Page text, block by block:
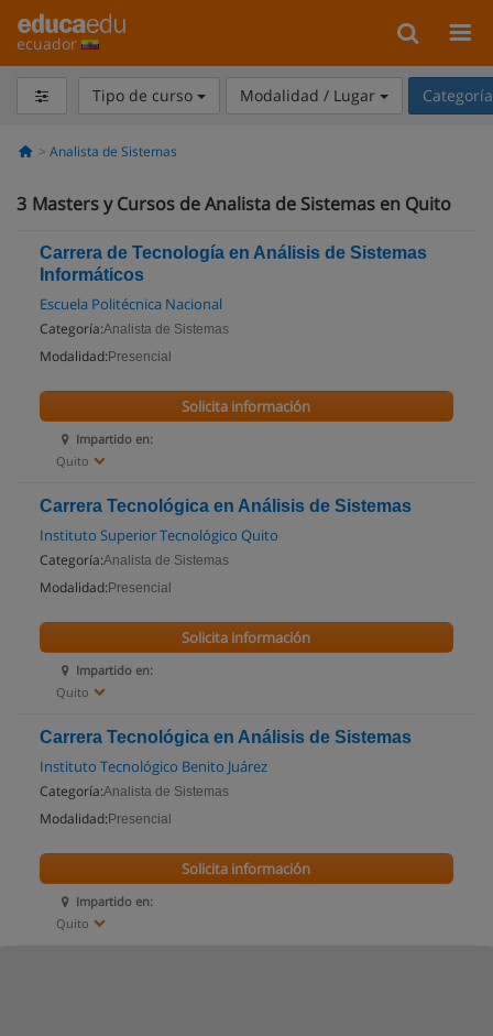
ecuador
Tipo de curso Modalidad / Lugar
Analista de Sistemas
3 Masters y Cursos de Analista de Sistemas en Quito
Carrera de Tecnología en Análisis de Sistemas
Informáticos
Escuela Politécnica Nacional
Categoría:Analista de Sistemas
Modalidad: Presencial
Impartido en:
Quito
Solicita información
Carrera Tecnológica en Análisis de Sistemas
Instituto Superior Tecnológico Quito
Categoría:Analista de Sistemas
Modalidad: Presencial
Impartido en:
Quito
Solicita información
Carrera Tecnológica en Análisis de Sistemas
Instituto Tecnológico Benito Juárez
Categoría:Analista de Sistemas
Modalidad: Presencial
Impartido en:
Quito
Solicita información